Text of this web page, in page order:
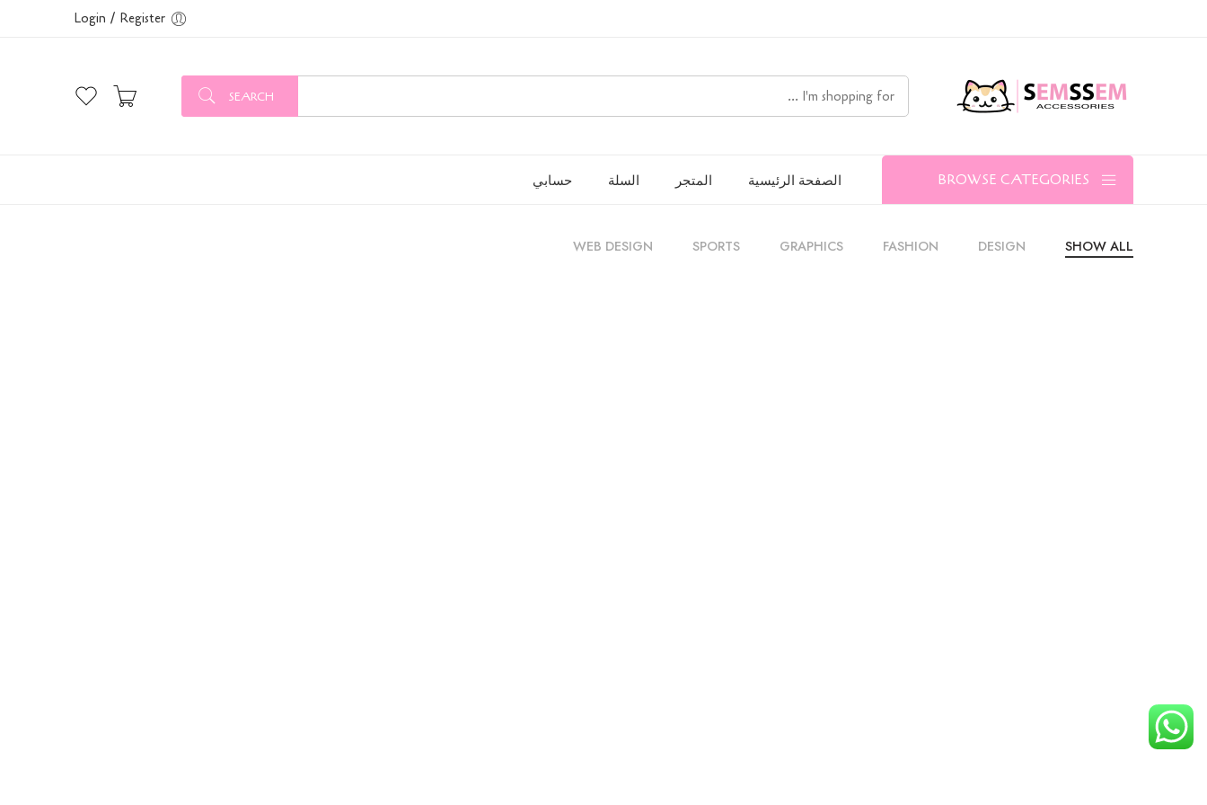
Login / Register
SEARCH
BROWSE CATEGORIES الصفحة الرئيسية المتجر السلة حسابي
SHOW ALL
DESIGN
FASHION
GRAPHICS
SPORTS
WEB DESIGN